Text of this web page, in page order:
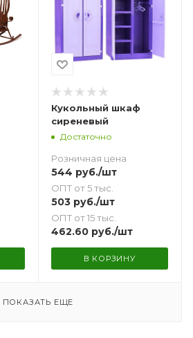
Кукольный шкаф
сиреневый
Достаточно
Розничная цена
544 руб./шт
ОПТ от 5 тыс.
503руб./шт
ОПТ от 15 тыс.
462.60руб./шт
В КОРЗИНУ
ПОКАЗАТЬ ЕЩЕ